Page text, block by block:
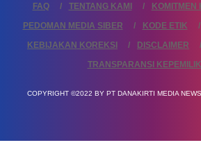
FAQ
TENTANG KAMI
KOMITMEN
PEDOMAN MEDIA SIBER
KODE ETIK
KEBIJAKAN KOREKSI
DISCLAIMER
TRANSPARANSI
COPYRIGHT ©2022 BY PT DANAKIRTI MEDIA